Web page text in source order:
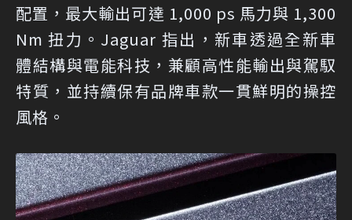
配置，最大輸出可達 1,000 ps 馬力與 1,300
Nm 扭力。Jaguar 指出，新車透過全新車
體結構與電能科技，兼顧高性能輸出與駕馭
特質，並持續保有品牌車款一貫鮮明的操控
風格。